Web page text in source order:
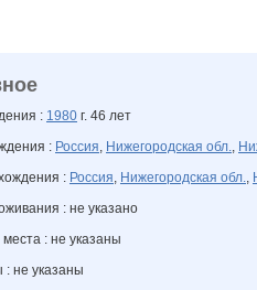
: 1980 г. 46 лет
: Россия, Нижегородская обл.,
: Россия, Нижегородская обл.,
: не указано
: не указаны
: не указаны